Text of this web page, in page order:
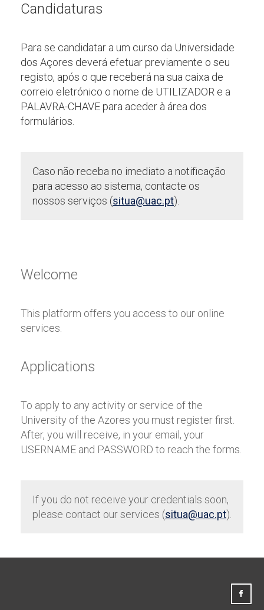
Candidaturas
Para se candidatar a um curso da Universidade
dos Açores deverá efetuar previamente o seu
registo, após o que receberá na sua caixa de
correio eletrónico o nome de UTILIZADOR e a
PALAVRA-CHAVE para aceder à área dos
formulários.
Caso não receba no imediato a notificação
para acesso ao sistema, contacte os
nossos serviços (situa@uac.pt).
Welcome
This platform offers you access to our online
services.
Applications
To apply to any activity or service of the
University of the Azores you must register first.
After, you will receive, in your email, your
USERNAME and PASSWORD to reach the forms.
If you do not receive your credentials soon,
please contact our services (situa@uac.pt).